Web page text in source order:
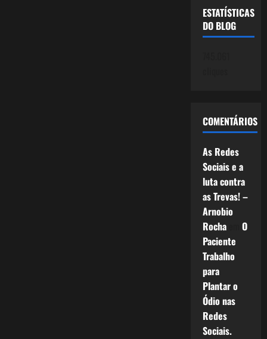
ESTATÍSTICAS
DO BLOG
COMENTÁRIOS
As Redes
Sociais e a
luta contra
as Trevas! –
Arnobio
Rochaem O
Paciente
Trabalho
para
Plantar o
Ódio nas
Redes
Sociais.